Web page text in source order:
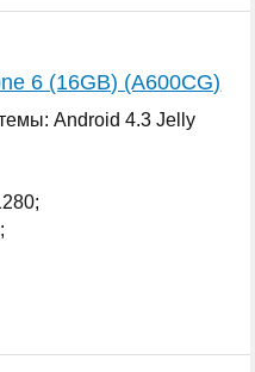
6 (16GB) (A600CG)
Android 4.3 Jelly